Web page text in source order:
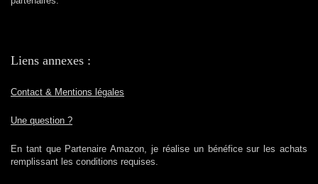
Liens annexes :
Contact & Mentions légales
Une question ?
En tant que Partenaire Amazon, je réalise un bénéfice sur les achats
remplissant les conditions requises.